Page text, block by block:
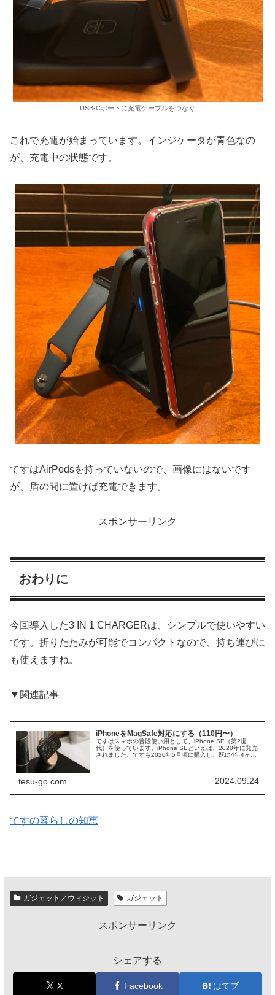
USB-Cポートに充電ケーブルをつなぐ
これで充電が始まっています。インジケータが青色なの
が、充電中の状態です。
てすはAirPodsを持っていないので、画像にはないです
が、盾の間に置けば充電できます。
スポンサーリンク
おわりに
今回導入した3 IN 1 CHARGERは、シンプルで使いやすい
です。折りたたみが可能でコンパクトなので、持ち運びに
も使えますね。
▼関連記事
iPhoneをMagSafe対応にする（110円〜）
てすはスマホの普段使い用として、iPhone SE（第2世
代）を使っています。iPhone SEといえば、2020年に発売
されました。てすも2020年5月頃に購入し、既に4年4ヶ月
tesu-go.com 2024.09.24
てすの暮らしの知恵
ガジェット／ウィジット ガジェット
スポンサーリンク
シェアする
X Facebook はてブ